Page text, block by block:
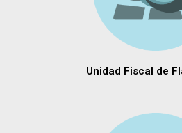
Unidad Fiscal de